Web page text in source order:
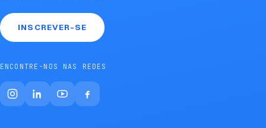
INSCREVER-SE
ENCONTRE-NOS NAS REDES